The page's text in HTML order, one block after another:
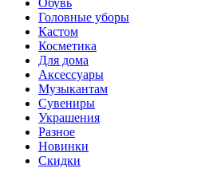
Обувь
Головные уборы
Кастом
Косметика
Для дома
Аксессуары
Музыкантам
Сувениры
Украшения
Разное
Новинки
Скидки